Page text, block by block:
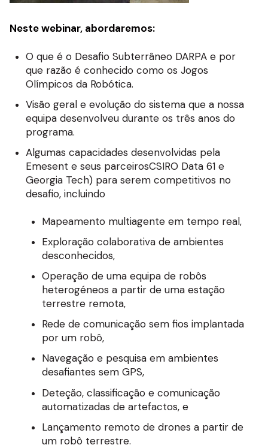
Neste webinar, abordaremos:
O que é o Desafio Subterrâneo DARPA e por
que razão é conhecido como os Jogos
Olímpicos da Robótica.
Visão geral e evolução do sistema que a nossa
equipa desenvolveu durante os três anos do
programa.
Algumas capacidades desenvolvidas pela
Emesent e seus parceirosCSIRO Data 61 e
Georgia Tech) para serem competitivos no
desafio, incluindo
Mapeamento multiagente em tempo real,
Exploração colaborativa de ambientes
desconhecidos,
Operação de uma equipa de robôs
heterogéneos a partir de uma estação
terrestre remota,
Rede de comunicação sem fios implantada
por um robô,
Navegação e pesquisa em ambientes
desafiantes sem GPS,
Deteção, classificação e comunicação
automatizadas de artefactos, e
Lançamento remoto de drones a partir de
um robô terrestre.